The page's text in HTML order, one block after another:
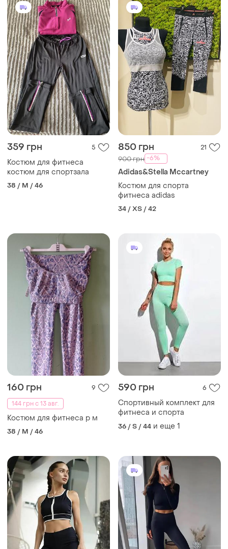
359 грн 5
Костюм для фитнеса
костюм для спортзала
38 / M / 46
850 грн 21
900 грн -6%
Adidas&Stella Mccartney
Костюм для спорта
фитнеса adidas
34 / XS / 42
160 грн
9
144 грн с 13 авг.
Костюм для фитнеса р м
38 / M / 46
590 грн 6
Спортивный комплект для
фитнеса и спорта
36 / S / 44 и еще 1